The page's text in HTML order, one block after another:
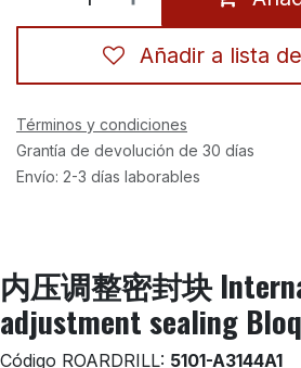
Añadir a lista
Términos y condiciones
Grantía de devolución de 30 días
Envío: 2-3 días laborables
内压调整密封块
adjustment sealing
Código ROARDRILL: 5101-A3144A1